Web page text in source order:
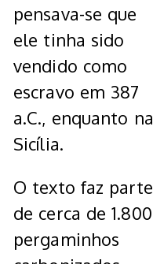
pensava-se que
ele tinha sido
vendido como
escravo em 387
a.C., enquanto na
Sicília.
O texto faz parte
de cerca de 1.800
pergaminhos